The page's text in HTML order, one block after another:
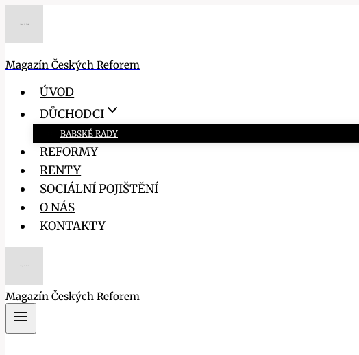
Magazín Českých Reforem
ÚVOD
DŮCHODCI
BABSKÉ RADY
REFORMY
RENTY
SOCIÁLNÍ POJIŠTĚNÍ
O NÁS
KONTAKTY
Magazín Českých Reforem